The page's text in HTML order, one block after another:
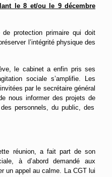
le 8 et/ou le 9 décembre
protection primaire qui doit
l’intégrité physique des
le cabinet a enfin pris ses
sociale s’amplifie.
Les
invitées par le secrétaire général
nous informer des projets de
personnels, du public, des
réunion, a fait part de son
à d’abord demandé aux
un appel au calme. La CGTlui